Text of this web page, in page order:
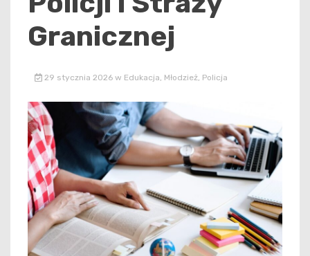
Granicznej
29 stycznia 2026 w Edukacja, Młodzież, Policja